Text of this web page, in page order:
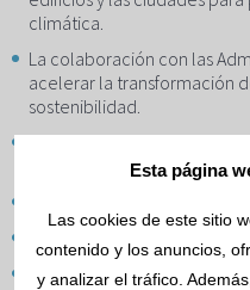
climática.
La colaboración con las
acelerar la transformación
sostenibilidad.
La apuesta por los diseños
estándar de emisiones de
La reducción de los
La apuesta por el uso de
Esta página
Las cookies de este sitio
contenido y los anuncios,
y analizar el tráfico.